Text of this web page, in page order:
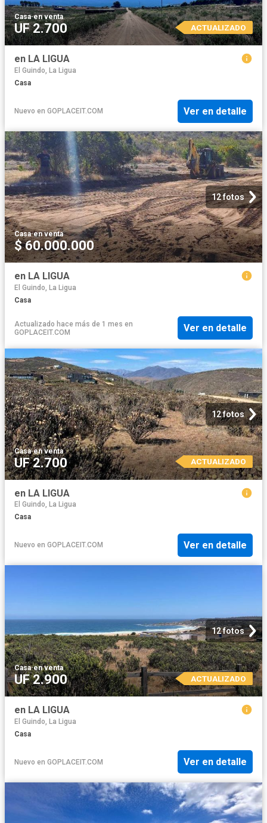
Casa·en venta
UF 2.700 ACTUALIZADO
en LA LIGUA
El Guindo, La Ligua
Casa
Nuevo en GOPLACEIT.COM Ver en detalle
12 fotos
Casa·en venta
$ 60.000.000
en LA LIGUA
El Guindo, La Ligua
Casa
Actualizado hace más de 1 mes en
GOPLACEIT.COM
Ver en detalle
12 fotos
Casa·en venta
UF 2.700 ACTUALIZADO
en LA LIGUA
El Guindo, La Ligua
Casa
Nuevo en GOPLACEIT.COM Ver en detalle
12 fotos
Casa·en venta
UF 2.900 ACTUALIZADO
en LA LIGUA
El Guindo, La Ligua
Casa
Nuevo en GOPLACEIT.COM Ver en detalle